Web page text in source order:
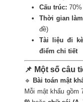
Cấu trúc:
Thời gian
đề)
Tài liệu đi
điểm chi tiết
📌 Một số câu
🔹 Bài toán mật
Mỗi mật khẩu